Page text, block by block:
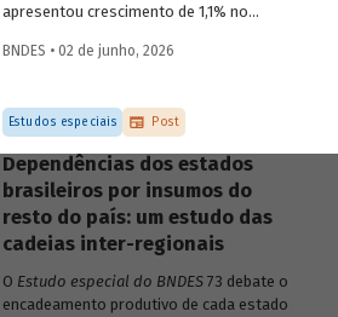
apresentou crescimento de 1,1% no
imediatamente anterior, na série ajustada
detalhada e uma previsão para os
próximos meses no Estudo especial do
BNDES 74.
BNDES • 02 de junho, 2026
Estudos especiais Post
Dependências dos estados
brasileiros por insumos do
resto do país: um estudo das
cadeias inter-regionais
O Estudo especial do BNDES73 debate o
encadeamento produtivo de cada estado